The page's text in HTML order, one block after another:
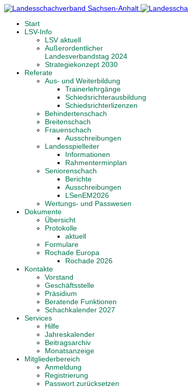
Start
LSV-Info
LSV aktuell
Außerordentlicher
Landesverbandstag 2024
Strategiekonzept 2030
Referate
Aus- und Weiterbildung
Trainerlehrgänge
Schiedsrichterausbildung
Schiedsrichterlizenzen
Behindertenschach
Breitenschach
Frauenschach
Ausschreibungen
Landesspielleiter
Informationen
Rahmenterminplan
Seniorenschach
Berichte
Ausschreibungen
LSenEM2026
Wertungs- und Passwesen
Dokumente
Übersicht
Protokolle
aktuell
Formulare
Rochade Europa
Rochade 2026
Kontakte
Vorstand
Geschäftsstelle
Präsidium
Beratende Funktionen
Schachkalender 2027
Services
Hilfe
Jahreskalender
Beitragsarchiv
Monatsanzeige
Mitgliederbereich
Anmeldung
Registrierung
Passwort zurücksetzen